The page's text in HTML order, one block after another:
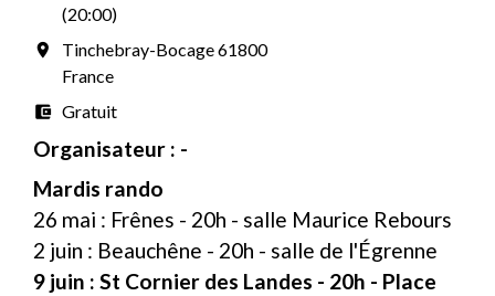
(20:00)
room
Tinchebray-Bocage 61800
France
account_balance_wallet Gratuit
Organisateur : -
Mardis rando
26 mai : Frênes - 20h - salle Maurice Rebours
2 juin : Beauchêne - 20h - salle de l'Égrenne
9 juin : St Cornier des Landes - 20h - Place